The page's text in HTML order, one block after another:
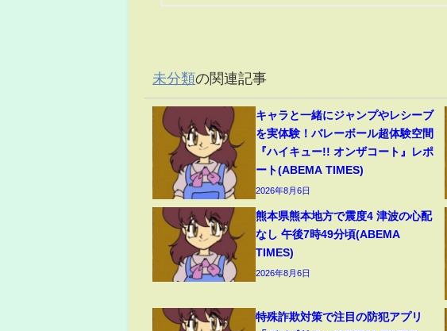
未分類の関連記事
キャラと一緒にジャンプやレシーブ
を実体験！バレーボール超体験空間
『ハイキュー!! オンザコート』レポ
ート(ABEMA TIMES)
2026年8月6日
熊本県熊本地方で震度4 津波の心配
なし 午後7時49分頃(ABEMA
TIMES)
2026年8月6日
特殊詐欺対策で注目の防犯アプリ